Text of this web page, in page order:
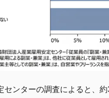
センターの調査によると、